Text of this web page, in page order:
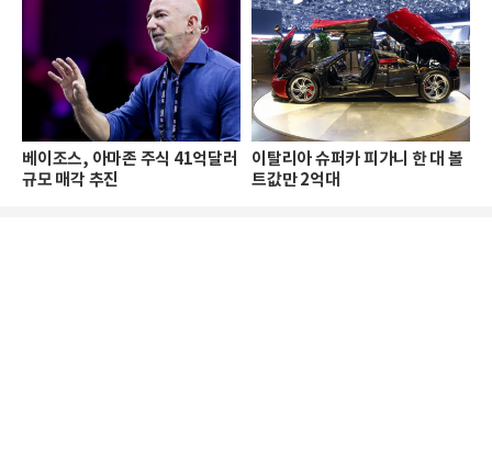
베이조스, 아마존 주식 41억달러
규모 매각 추진
이탈리아 슈퍼카 피가니 한 대 볼
트값만 2억대